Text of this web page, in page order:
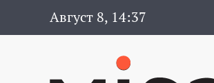
Август 8, 14:37